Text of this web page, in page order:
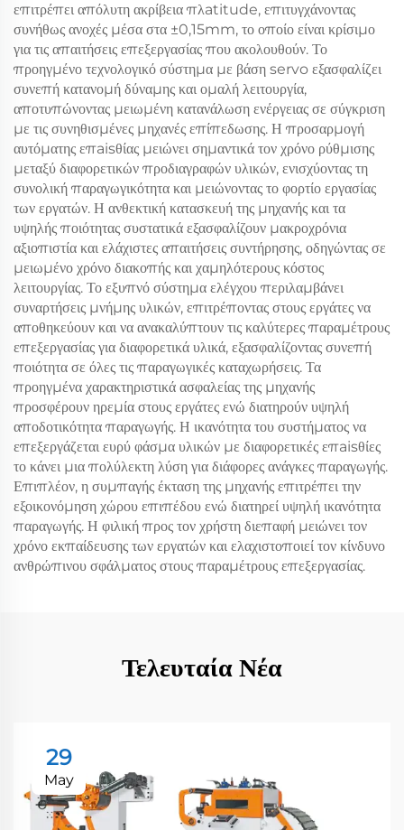
επιτρέπει απόλυτη ακρίβεια πλatitude, επιτυγχάνοντας
συνήθως ανοχές μέσα στα ±0,15mm, το οποίο είναι κρίσιμο
για τις απαιτήσεις επεξεργασίας που ακολουθούν. Το
προηγμένο τεχνολογικό σύστημα με βάση servo εξασφαλίζει
συνεπή κατανομή δύναμης και ομαλή λειτουργία,
αποτυπώνοντας μειωμένη κατανάλωση ενέργειας σε σύγκριση
με τις συνηθισμένες μηχανές επίπεδωσης. Η προσαρμογή
αυτόματης επaisθίας μειώνει σημαντικά τον χρόνο ρύθμισης
μεταξύ διαφορετικών προδιαγραφών υλικών, ενισχύοντας τη
συνολική παραγωγικότητα και μειώνοντας το φορτίο εργασίας
των εργατών. Η ανθεκτική κατασκευή της μηχανής και τα
υψηλής ποιότητας συστατικά εξασφαλίζουν μακροχρόνια
αξιοπιστία και ελάχιστες απαιτήσεις συντήρησης, οδηγώντας σε
μειωμένο χρόνο διακοπής και χαμηλότερους κόστος
λειτουργίας. Το εξυπνό σύστημα ελέγχου περιλαμβάνει
συναρτήσεις μνήμης υλικών, επιτρέποντας στους εργάτες να
αποθηκεύουν και να ανακαλύπτουν τις καλύτερες παραμέτρους
επεξεργασίας για διαφορετικά υλικά, εξασφαλίζοντας συνεπή
ποιότητα σε όλες τις παραγωγικές καταχωρήσεις. Τα
προηγμένα χαρακτηριστικά ασφαλείας της μηχανής
προσφέρουν ηρεμία στους εργάτες ενώ διατηρούν υψηλή
αποδοτικότητα παραγωγής. Η ικανότητα του συστήματος να
επεξεργάζεται ευρύ φάσμα υλικών με διαφορετικές επaisθίες
το κάνει μια πολύλεκτη λύση για διάφορες ανάγκες παραγωγής.
Επιπλέον, η συμπαγής έκταση της μηχανής επιτρέπει την
εξοικονόμηση χώρου επιπέδου ενώ διατηρεί υψηλή ικανότητα
παραγωγής. Η φιλική προς τον χρήστη διεπαφή μειώνει τον
χρόνο εκπαίδευσης των εργατών και ελαχιστοποιεί τον κίνδυνο
ανθρώπινου σφάλματος στους παραμέτρους επεξεργασίας.
Τελευταία Νέα
29
May